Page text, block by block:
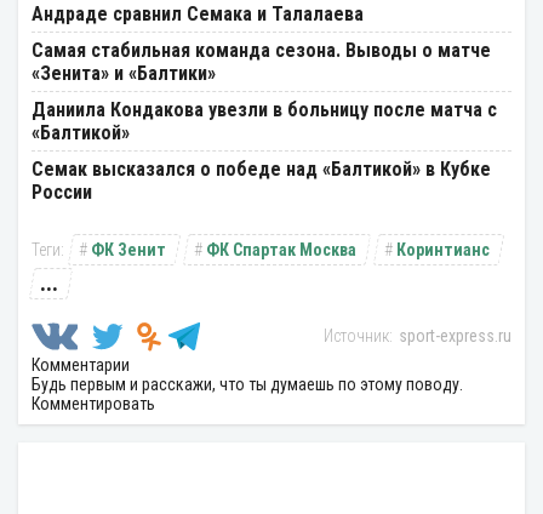
Андраде сравнил Семака и Талалаева
Самая стабильная команда сезона. Выводы о матче
«Зенита» и «Балтики»
Даниила Кондакова увезли в больницу после матча с
«Балтикой»
Семак высказался о победе над «Балтикой» в Кубке
России
ФК Зенит ФК Спартак Москва Коринтианс
...
sport-express.ru
Комментарии
Будь первым и расскажи, что ты думаешь по этому поводу.
Комментировать